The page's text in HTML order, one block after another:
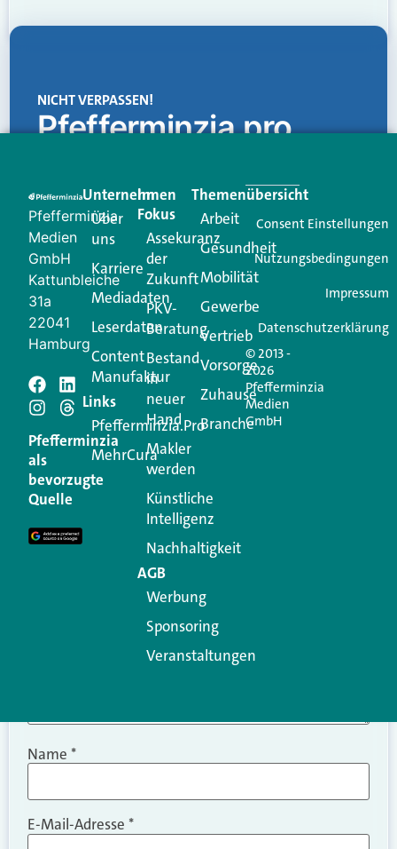
NICHT VERPASSEN!
Pfefferminzia.pro
Creator für Ihre Kundenkommunikation. Alles, was
Ihren Vertriebsalltag leichter macht. Mit nur einem
Login.
Jetzt anmelden
Schreiben Sie einen
Kommentar
Ihre E-Mail-Adresse wird nicht veröffentlicht.
Erforderliche Felder sind mit
Kommentar
Name *
E-Mail-Adresse *
Pfefferminzia
Medien
GmbH
Kattunbleiche
31a
22041
Hamburg
Pfefferminzia
als
bevorzugte
Quelle
Unternehmen
Über
uns
Karriere
Mediadaten
Leserdaten
Content
Manufaktur
Links
Pfefferminzia.Pro
MehrCura
Im
Fokus
Assekuranz
der
Zukunft
PKV-
Beratung
Bestand
in
neuer
Hand
Makler
werden
Künstliche
Intelligenz
Nachhaltigkeit
AGB
Werbung
Sponsoring
Veranstaltungen
Themenübersicht
Arbeit
Gesundheit
Mobilität
Gewerbe
Vertrieb
Vorsorge
Zuhause
Branche
© 2013 -
2026
Pfefferminzia
Medien
GmbH
Consent Einstellungen
Nutzungsbedingungen
Impressum
Datenschutzerklärung